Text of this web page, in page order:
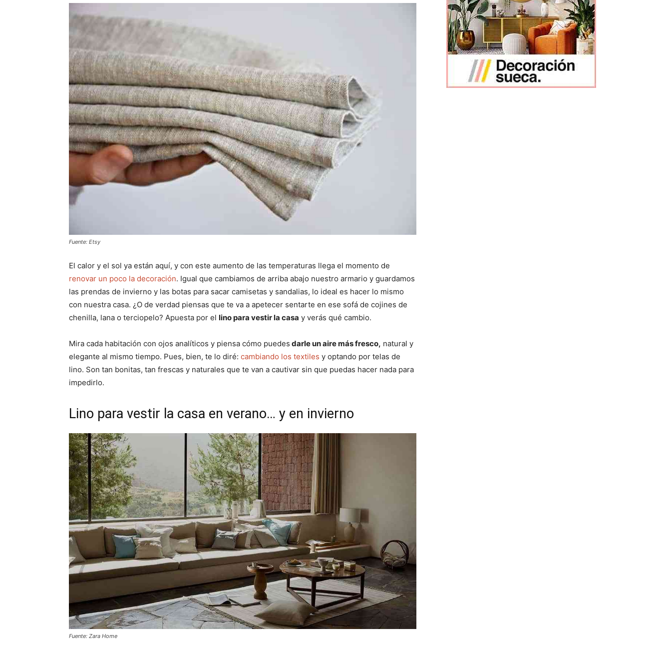
n n n n n
Fuente: Etsy
El calor y el sol ya están aquí, y con este aumento de las temperaturas llega el momento de
renovar un poco la decoración. Igual que cambiamos de arriba abajo nuestro armario y guardamos
las prendas de invierno y las botas para sacar camisetas y sandalias, lo ideal es hacer lo mismo
con nuestra casa. ¿O de verdad piensas que te va a apetecer sentarte en ese sofá de cojines de
chenilla, lana o terciopelo? Apuesta por el lino para vestir la casa y verás qué cambio.
Mira cada habitación con ojos analíticos y piensa cómo puedes darle un aire más fresco, natural y
elegante al mismo tiempo. Pues, bien, te lo diré: cambiando los textiles y optando por telas de
lino. Son tan bonitas, tan frescas y naturales que te van a cautivar sin que puedas hacer nada para
impedirlo.
Lino para vestir la casa en verano… y en invierno
Fuente: Zara Home